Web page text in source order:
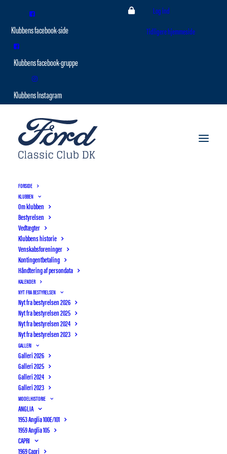
Log ind
Tidligere hjemmeside
FORSIDE
KLUBBEN
Om klubben
Bestyrelsen
Vedtægter
Klubbens historie
Venskabsforeninger
Kontingentbetaling
Håndtering af persondata
KALENDER
NYT FRA BESTYRELSEN
Nyt fra bestyrelsen 2026
Nyt fra bestyrelsen 2025
Nyt fra bestyrelsen 2024
Nyt fra bestyrelsen 2023
GALLERI
Galleri 2026
Galleri 2025
Galleri 2024
Galleri 2023
MODELHISTORIE
ANGLIA
1953 Anglia 100E/101
1959 Anglia 105
CAPRI
1969 Capri
Motorhistorisk Samråd
2 SEPTEMBER, 2025
WEBMASTER